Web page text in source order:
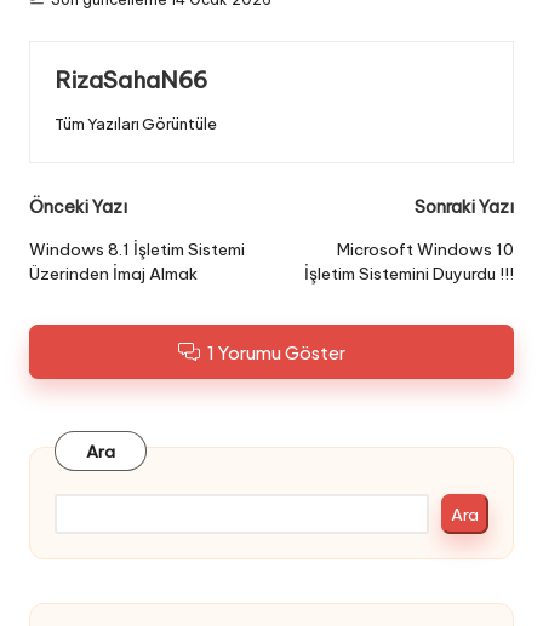
RizaSahaN66
Tüm Yazıları Görüntüle
Post
navigation
Önceki Yazı
Windows 8.1 İşletim Sistemi
Üzerinden İmaj Almak
Sonraki Yazı
Microsoft Windows 10
İşletim Sistemini Duyurdu !!!
1 Yorumu Göster
Ara
Ara